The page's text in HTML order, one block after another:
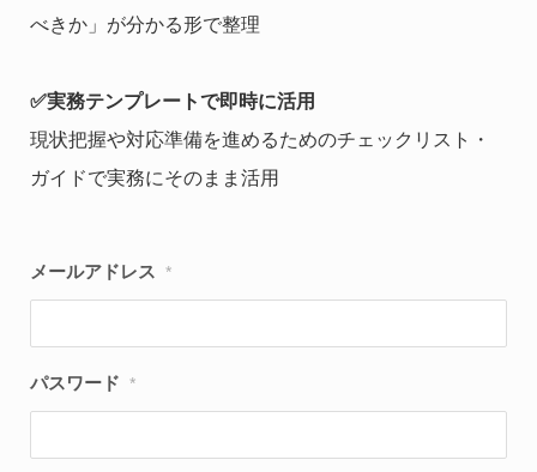
べきか」が分かる形で整理
✅実務テンプレートで即時に活用
現状把握や対応準備を進めるためのチェックリスト・
ガイドで実務にそのまま活用
メールアドレス *
パスワード *